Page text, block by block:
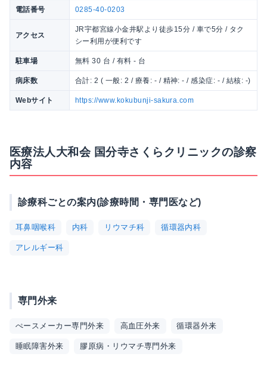
電話番号 0285-40-0203
アクセス
JR宇都宮線小金井駅より徒歩15分 / 車で5分 / タク
シー利用が便利です
駐車場 無料 30 台 / 有料 - 台
病床数 合計: 2 ( 一般: 2 / 療養: - / 精神: - / 感染症: - / 結核: -)
Webサイト https://www.kokubunji-sakura.com
医療法人大和会 国分寺さくらクリニックの診察
内容
診療科ごとの案内(診療時間・専門医など)
耳鼻咽喉科 内科 リウマチ科 循環器内科
アレルギー科
専門外来
ぺースメーカー専門外来 高血圧外来 循環器外来
睡眠障害外来 膠原病・リウマチ専門外来